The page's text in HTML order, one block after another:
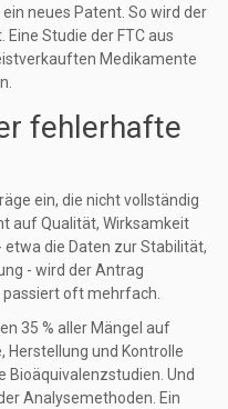
neues Patent. So wird der
Studie der FTC aus
Medikamente
fehlerhafte
ein, die nicht vollständig
auf Qualität, Wirksamkeit
etwa die Daten zur Stabilität,
- wird der Antrag
oft mehrfach.
35 % aller Mängel auf
Herstellung und Kontrolle
Bioäquivalenzstudien. Und
Analysemethoden. Ein